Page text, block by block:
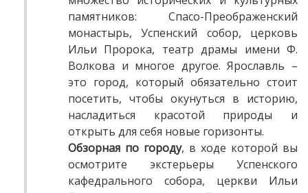
памятников: Спасо-Преображенский
монастырь, Успенский собор, церковь
Ильи Пророка, театр драмы имени Ф.
Волкова и многое другое. Ярославль –
это город, который обязательно стоит
посетить, чтобы окунуться в историю,
насладиться красотой природы и
открыть для себя новые горизонты.
Обзорная по городу, в ходе которой вы
осмотрите экстерьеры Успенского
кафедрального собора, церкви Ильи